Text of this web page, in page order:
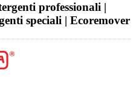
professionali |
speciali | Ecoremover